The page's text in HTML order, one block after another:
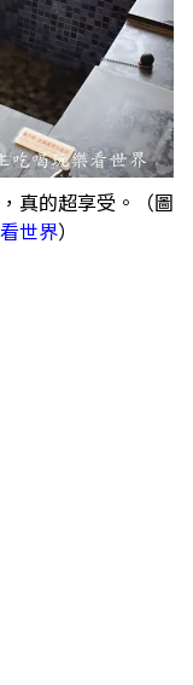
真的超享受。（圖
世界）